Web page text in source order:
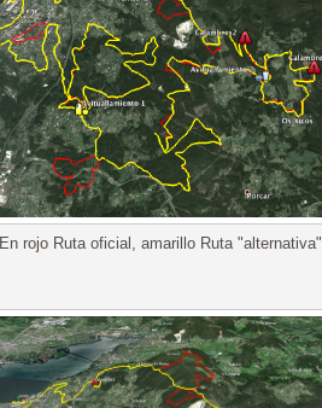
En rojo Ruta oficial, amarillo Ruta "alternativa"